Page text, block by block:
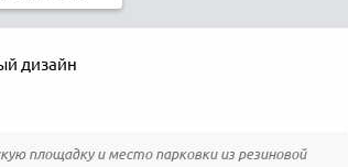
дизайн
площадку и место парковки из резиновой